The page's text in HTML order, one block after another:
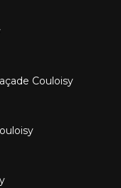
Couloisy